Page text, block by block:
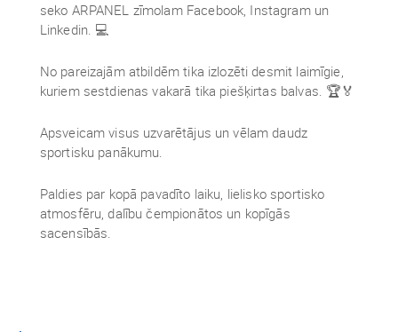
seko ARPANEL zīmolam Facebook, Instagram un
Linkedin. 💻
No pareizajām atbildēm tika izlozēti desmit laimīgie,
kuriem sestdienas vakarā tika piešķirtas balvas. 🏆🏅
Apsveicam visus uzvarētājus un vēlam daudz
sportisku panākumu.
Paldies par kopā pavadīto laiku, lielisko sportisko
atmosfēru, dalību čempionātos un kopīgās
sacensībās.